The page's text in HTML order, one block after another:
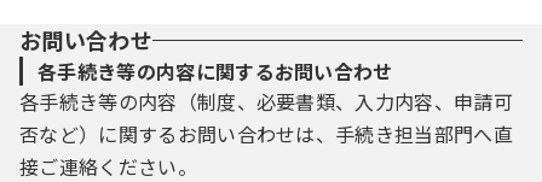
お問い合わせ
各手続き等の内容に関するお問い合わせ
各手続き等の内容（制度、必要書類、入力内容、申請可
否など）に関するお問い合わせは、手続き担当部門へ直
接ご連絡ください。